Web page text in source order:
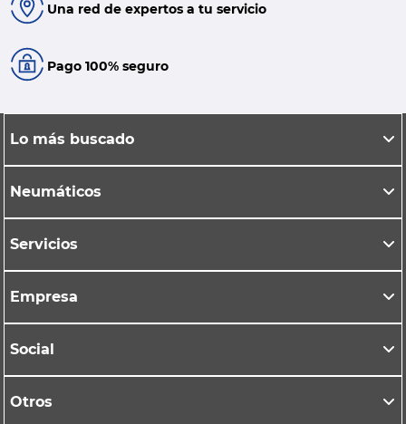
Una red de expertos a tu servicio
Pago 100% seguro
Lo más buscado
Neumáticos
Servicios
Empresa
Social
Otros